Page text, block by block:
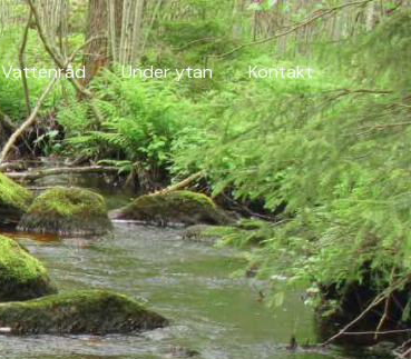
Vattenråd Under ytan Kontakt